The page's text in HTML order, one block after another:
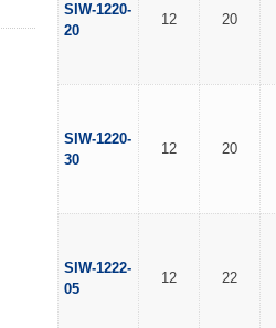
SIW-1220-
20
12 20
SIW-1220-
30
12 20
SIW-1222-
05
12 22